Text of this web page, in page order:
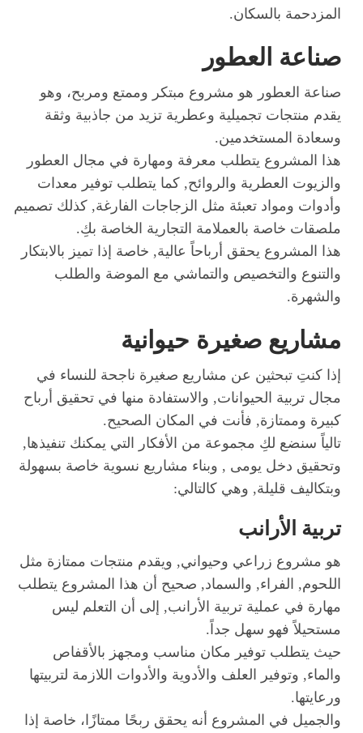
المزدحمة بالسكان.
صناعة العطور
صناعة العطور هو مشروع مبتكر وممتع ومربح، وهو
يقدم منتجات تجميلية وعطرية تزيد من جاذبية وثقة
وسعادة المستخدمين.
هذا المشروع يتطلب معرفة ومهارة في مجال العطور
والزيوت العطرية والروائح, كما يتطلب توفير معدات
وأدوات ومواد تعبئة مثل الزجاجات الفارغة, كذلك تصميم
ملصقات خاصة بالعملامة التجارية الخاصة بكِ.
هذا المشروع يحقق أرباحاً عالية, خاصة إذا تميز بالابتكار
والتنوع والتخصيص والتماشي مع الموضة والطلب
والشهرة.
مشاريع صغيرة حيوانية
إذا كنتِ تبحثين عن مشاريع صغيرة ناجحة للنساء في
مجال تربية الحيوانات, والاستفادة منها في تحقيق أرباح
كبيرة وممتازة, فأنت في المكان الصحيح.
تالياً سنضع لكِ مجموعة من الأفكار التي يمكنك تنفيذها,
وتحقيق دخل يومى , وبناء مشاريع نسوية خاصة بسهولة
وبتكاليف قليلة, وهي كالتالي:
تربية الأرانب
هو مشروع زراعي وحيواني, ويقدم منتجات ممتازة مثل
اللحوم, الفراء, والسماد, صحيح أن هذا المشروع يتطلب
مهارة في عملية تربية الأرانب, إلى أن التعلم ليس
مستحيلاً فهو سهل جداً.
حيث يتطلب توفير مكان مناسب ومجهز بالأقفاص
والماء, وتوفير العلف والأدوية والأدوات اللازمة لتربيتها
ورعايتها.
والجميل في المشروع أنه يحقق ربحًا ممتازًا، خاصة إذا